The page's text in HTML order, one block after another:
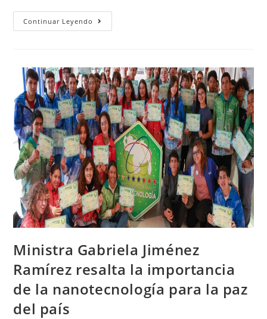
Continuar Leyendo
Ministra Gabriela Jiménez
Ramírez resalta la importancia
de la nanotecnología para la paz
del país